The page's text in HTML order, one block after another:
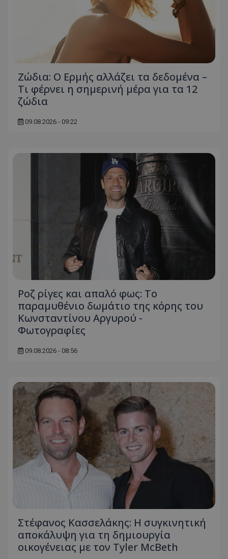
Ζώδια: Ο Ερμής αλλάζει τα δεδομένα –
Τι φέρνει η σημερινή μέρα για τα 12
ζώδια
09.08.2026 - 09:22
Ροζ ρίγες και απαλό φως: Το
παραμυθένιο δωμάτιο της κόρης του
Κωνσταντίνου Αργυρού -
Φωτογραφίες
09.08.2026 - 08:56
Στέφανος Κασσελάκης: Η συγκινητική
αποκάλυψη για τη δηµιουργία
οικογένειας με τον Tyler McBeth